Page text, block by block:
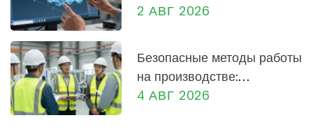
машиностроении: от
2 АВГ 2026
Безопасные методы работы
на производстве:
практическое руководство
4 АВГ 2026